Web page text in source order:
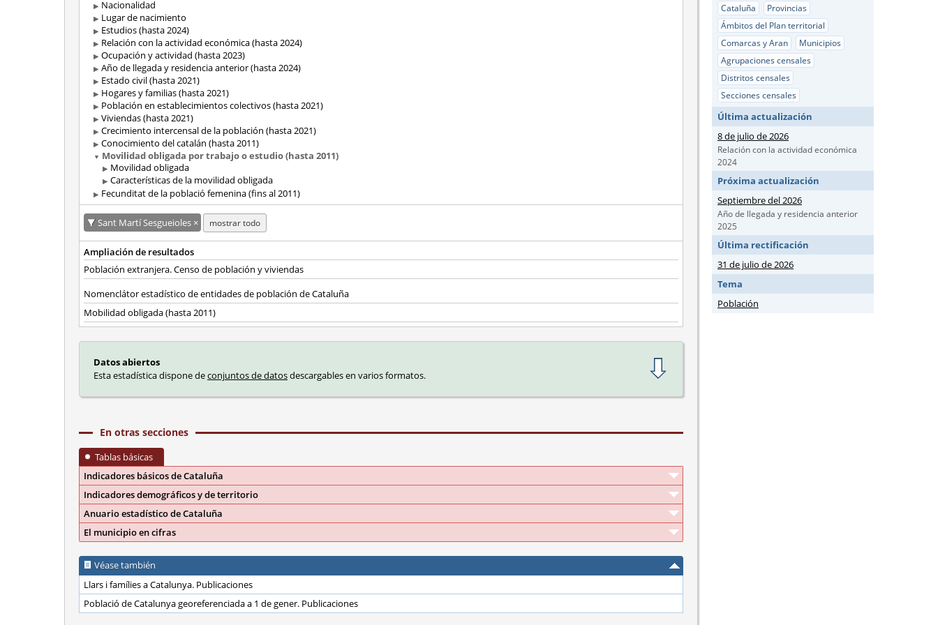
Nacionalidad
Lugar de nacimiento
Estudios (hasta 2024)
Relación con la actividad económica (hasta 2024)
Ocupación y actividad (hasta 2023)
Año de llegada y residencia anterior (hasta 2024)
Estado civil (hasta 2021)
Hogares y familias (hasta 2021)
Población en establecimientos colectivos (hasta 2021)
Viviendas (hasta 2021)
Crecimiento intercensal de la población (hasta 2021)
Conocimiento del catalán (hasta 2011)
Movilidad obligada por trabajo o estudio (hasta 2011)
Movilidad obligada
Características de la movilidad obligada
Fecunditat de la població femenina (fins al 2011)
Sant Martí Sesgueioles mostrar todo
Ampliación de resultados
Población extranjera. Censo de población y viviendas
Nomenclátor estadístico de entidades de población de Cataluña
Mobilidad obligada (hasta 2011)
Datos abiertos
Esta estadística dispone deconjuntos de datosdescargables en varios formatos.
En otras secciones
Tablas básicas
Indicadores básicos de Cataluña
Indicadores demográficos y de territorio
Anuario estadístico de Cataluña
El municipio en cifras
Véase también
Llars i famílies a Catalunya. Publicaciones
Població de Catalunya georeferenciada a 1 de gener. Publicaciones
Cataluña
Provincias
Ámbitos del Plan territorial
Comarcas y Aran
Municipios
Agrupaciones censales
Distritos censales
Secciones censales
Última actualización
8 de julio de 2026
Relación con la actividad económica
2024
Próxima actualización
Septiembre del 2026
Año de llegada y residencia anterior
2025
Última rectificación
31 de julio de 2026
Tema
Población